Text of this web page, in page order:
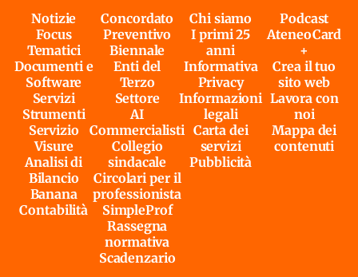
Notizie
Focus
Tematici
Documenti e
Software
Servizi
Strumenti
Servizio
Visure
Analisi di
Bilancio
Banana
Contabilità
Concordato
Preventivo
Biennale
Enti del
Terzo
Settore
AI
Commercialisti
Collegio
sindacale
Circolari per il
professionista
SimpleProf
Rassegna
normativa
Scadenzario
Chi siamo
I primi 25
anni
Informativa
Privacy
Informazioni
legali
Carta dei
servizi
Pubblicità
Podcast
AteneoCard
+
Crea il tuo
sito web
Lavora con
noi
Mappa dei
contenuti